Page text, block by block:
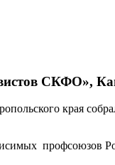
СКФО»,
края
профсоюзов